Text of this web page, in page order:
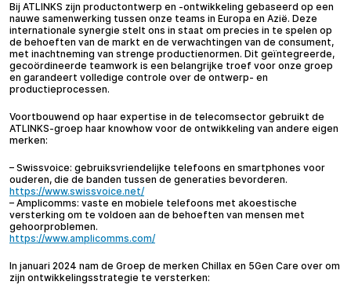
Bij ATLINKS zijn productontwerp en -ontwikkeling gebaseerd op een
nauwe samenwerking tussen onze teams in Europa en Azië. Deze
internationale synergie stelt ons in staat om precies in te spelen op
de behoeften van de markt en de verwachtingen van de consument,
met inachtneming van strenge productienormen. Dit geïntegreerde,
gecoördineerde teamwork is een belangrijke troef voor onze groep
en garandeert volledige controle over de ontwerp- en
productieprocessen.
Voortbouwend op haar expertise in de telecomsector gebruikt de
ATLINKS-groep haar knowhow voor de ontwikkeling van andere eigen
merken:
– Swissvoice: gebruiksvriendelijke telefoons en smartphones voor
ouderen, die de banden tussen de generaties bevorderen.
https://www.swissvoice.net/
– Amplicomms: vaste en mobiele telefoons met akoestische
versterking om te voldoen aan de behoeften van mensen met
gehoorproblemen.
https://www.amplicomms.com/
In januari 2024 nam de Groep de merken Chillax en 5Gen Care over om
zijn ontwikkelingsstrategie te versterken: